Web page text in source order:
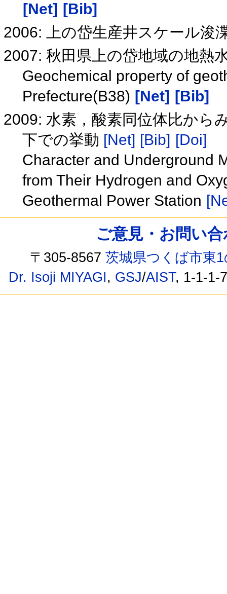
[Net]
[Bib]
2006: 上の岱生産井スケール浚
2007: 秋田県上の岱地域の地熱
Geochemical property of
Prefecture(B38) [Net]
[Bib]
2009: 水素，酸素同位体比から
下での挙動 [Net] [Bib] [Doi]
Character and Underground
from Their Hydrogen and
Geothermal Power Station
ご意見・お問い
〒305-8567茨城県つくば市東
Dr. Isoji MIYAGI, GSJ/AIST, 1-1-1-